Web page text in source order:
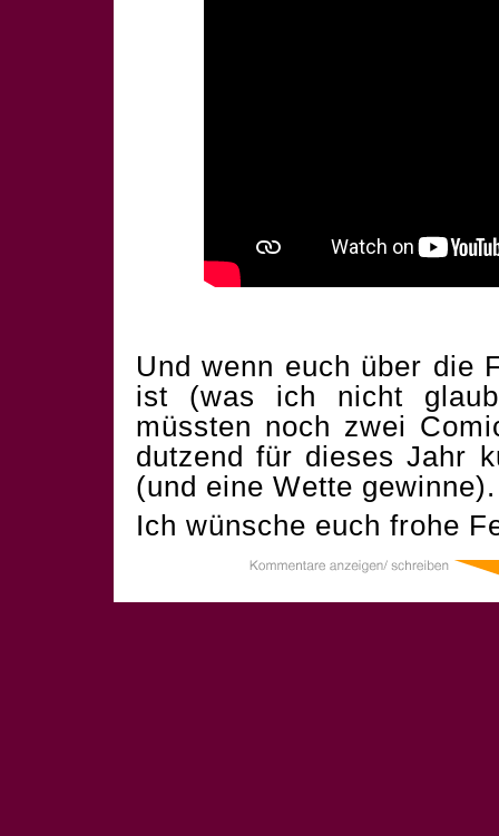
Und wenn euch über die
ist (was ich nicht
müssten noch zwei
dutzend für dieses Jahr
(und eine Wette
Ich wünsche euch frohe